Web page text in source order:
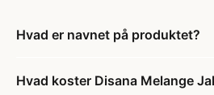
Hvad er navnet på produktet?
Hvad koster Disana Melange